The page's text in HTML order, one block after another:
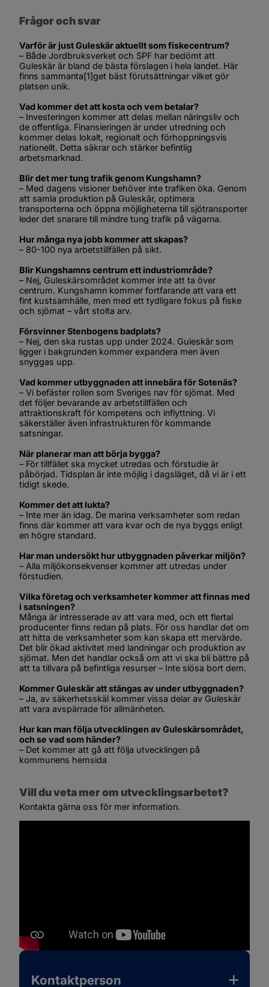
Frågor och svar
Varför är just Guleskär aktuellt som fiskecentrum?
– Både Jordbruksverket och SPF har bedömt att
Guleskär är bland de bästa förslagen i hela landet. Här
finns sammanta[1]get bäst förutsättningar vilket gör
platsen unik.
Vad kommer det att kosta och vem betalar?
– Investeringen kommer att delas mellan näringsliv och
de offentliga. Finansieringen är under utredning och
kommer delas lokalt, regionalt och förhoppningsvis
nationellt. Detta säkrar och stärker befintlig
arbetsmarknad.
Blir det mer tung trafik genom Kungshamn?
– Med dagens visioner behöver inte trafiken öka. Genom
att samla produktion på Guleskär, optimera
transporterna och öppna möjligheterna till sjötransporter
leder det snarare till mindre tung trafik på vägarna.
Hur många nya jobb kommer att skapas?
– 80-100 nya arbetstillfällen på sikt.
Blir Kungshamns centrum ett industriområde?
– Nej, Guleskärsområdet kommer inte att ta över
centrum. Kungshamn kommer fortfarande att vara ett
fint kustsamhälle, men med ett tydligare fokus på fiske
och sjömat – vårt stolta arv.
Försvinner Stenbogens badplats?
– Nej, den ska rustas upp under 2024. Guleskär som
ligger i bakgrunden kommer expandera men även
snyggas upp.
Vad kommer utbyggnaden att innebära för Sotenäs?
– Vi befäster rollen som Sveriges nav för sjömat. Med
det följer bevarande av arbetstillfällen och
attraktionskraft för kompetens och inflyttning. Vi
säkerställer även infrastrukturen för kommande
satsningar.
När planerar man att börja bygga?
– För tillfället ska mycket utredas och förstudie är
påbörjad. Tidsplan är inte möjlig i dagsläget, då vi är i ett
tidigt skede.
Kommer det att lukta?
– Inte mer än idag. De marina verksamheter som redan
finns där kommer att vara kvar och de nya byggs enligt
en högre standard.
Har man undersökt hur utbyggnaden påverkar miljön?
– Alla miljökonsekvenser kommer att utredas under
förstudien.
Vilka företag och verksamheter kommer att finnas med
i satsningen?
Många är intresserade av att vara med, och ett flertal
producenter finns redan på plats. För oss handlar det om
att hitta de verksamheter som kan skapa ett mervärde.
Det blir ökad aktivitet med landningar och produktion av
sjömat. Men det handlar också om att vi ska bli bättre på
att ta tillvara på befintliga resurser – Inte slösa bort dem.
Kommer Guleskär att stängas av under utbyggnaden?
– Ja, av säkerhetsskäl kommer vissa delar av Guleskär
att vara avspärrade för allmänheten.
Hur kan man följa utvecklingen av Guleskärsområdet,
och se vad som händer?
– Det kommer att gå att följa utvecklingen på
kommunens hemsida
Vill du veta mer om utvecklingsarbetet?
Kontakta gärna oss för mer information.
Kontaktperson